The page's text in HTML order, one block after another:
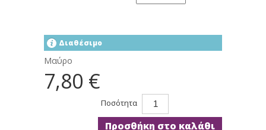
Διαθέσιμο
Μαύρo
7,80 €
Ποσότητα
Προσθήκη στο καλάθι